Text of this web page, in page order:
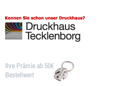
Ihre Prämie ab 50€
Bestellwert